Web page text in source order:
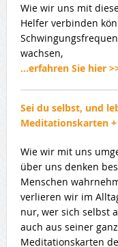
Wie wir uns mit
Helfer verbinden
wachsen,
…erfahren Sie hier
Sei du selbst, und
Meditationskarten +
Wie wir mit uns
über uns denken
Menschen
verlieren wir im
nur, wer sich selbst
auch aus seiner
Meditationskarten